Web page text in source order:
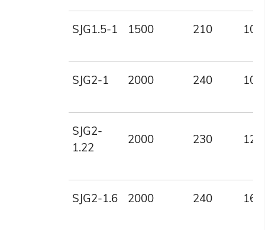
SJG1.5-1 1500 210
SJG2-1 2000 240
SJG2-
1.22
2000 230
SJG2-1.6 2000 240